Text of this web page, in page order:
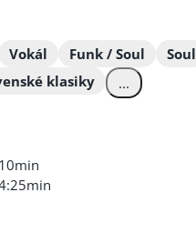
Vokál Funk / Soul Soul
klasiky ...